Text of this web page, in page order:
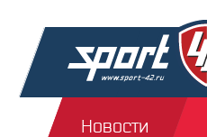
Новости